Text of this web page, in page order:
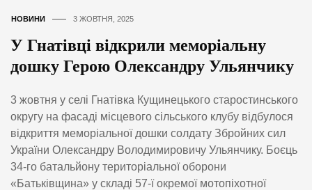
НОВИНИ 3 ЖОВТНЯ, 2025
У Гнатівці відкрили меморіальну
дошку Герою Олександру Ульянчику
3 жовтня у селі Гнатівка Кущинецького старостинського
округу на фасаді місцевого сільського клубу відбулося
відкриття меморіальної дошки солдату Збройних сил
України Олександру Володимировичу Ульянчику. Боєць
34-го батальйону територіальної оборони
«Батьківщина» у складі 57-ї окремої мотопіхотної